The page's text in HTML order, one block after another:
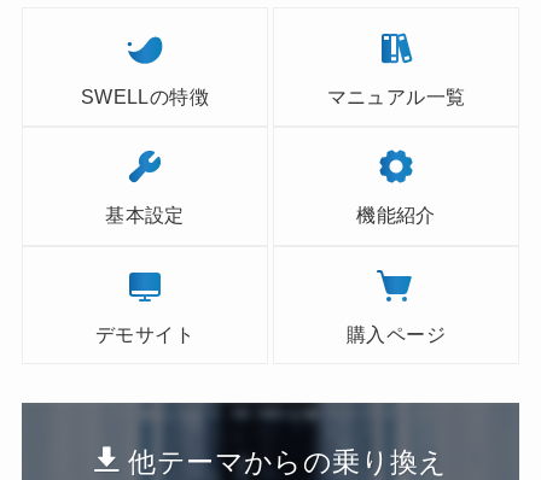
SWELLの特徴 マニュアル一覧
基本設定 機能紹介
デモサイト 購入ページ
他テーマからの乗り換え